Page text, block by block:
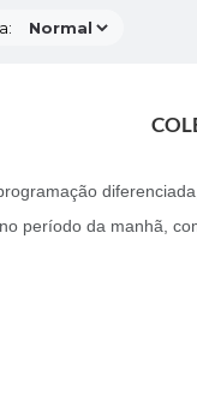
período da manhã,